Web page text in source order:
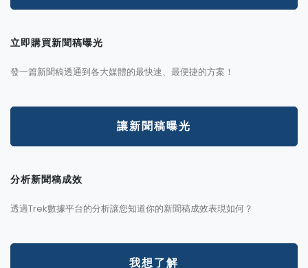
立即購買新聞稿曝光
發一篇新聞稿透通到各大媒體的最快速、最便捷的方案！
讓新聞稿曝光
分析新聞稿成效
透過Trek數據平台的分析讓您知道你的新聞稿成效表現如何？
我想了解